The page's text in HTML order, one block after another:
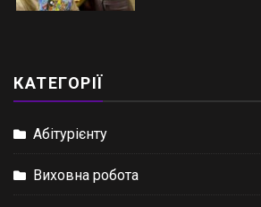
КАТЕГОРІЇ
Абітурієнту
Виховна робота